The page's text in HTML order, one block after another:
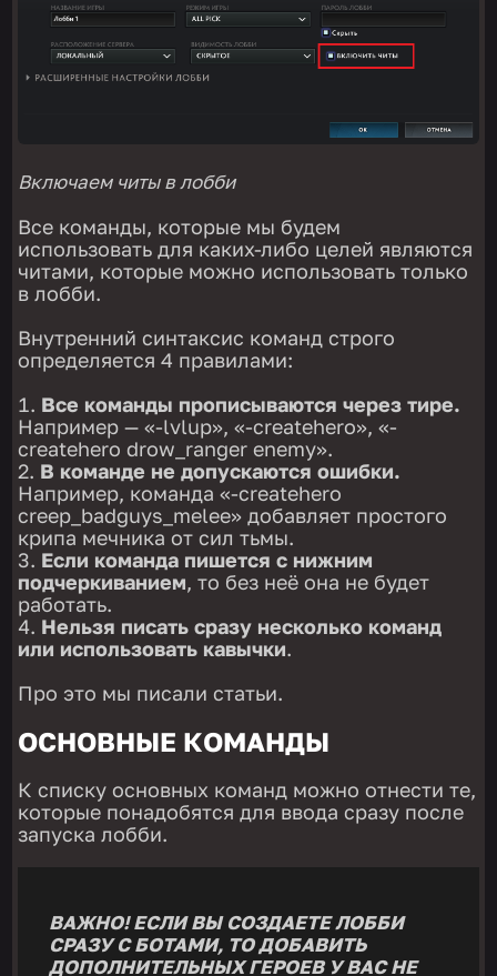
Включаем читы влобби
Все команды, которые мы будем
использовать для каких-либо целей являются
читами, которые можно использовать только
в лобби.
Внутренний синтаксис команд строго
определяется 4 правилами:
Все команды прописываются через тире.
Например — «-lvlup», «-createhero», «-
createhero drow_ranger enemy».
В команде не допускаются ошибки.
Например, команда «-createhero
creep_badguys_melee» добавляет простого
крипа мечника от сил тьмы.
Если команда пишется с нижним
подчеркиванием, то без неё она не будет
работать.
Нельзя писать сразу несколько команд
или использовать кавычки.
Про это мы писали статьи.
ОСНОВНЫЕ КОМАНДЫ
К списку основных команд можно отнести те,
которые понадобятся для ввода сразу после
запуска лобби.
ВАЖНО! ЕСЛИ ВЫ СОЗДАЕТЕ ЛОББИ
СРАЗУ С БОТАМИ, ТО ДОБАВИТЬ
ДОПОЛНИТЕЛЬНЫХ ГЕРОЕВ У ВАС НЕ